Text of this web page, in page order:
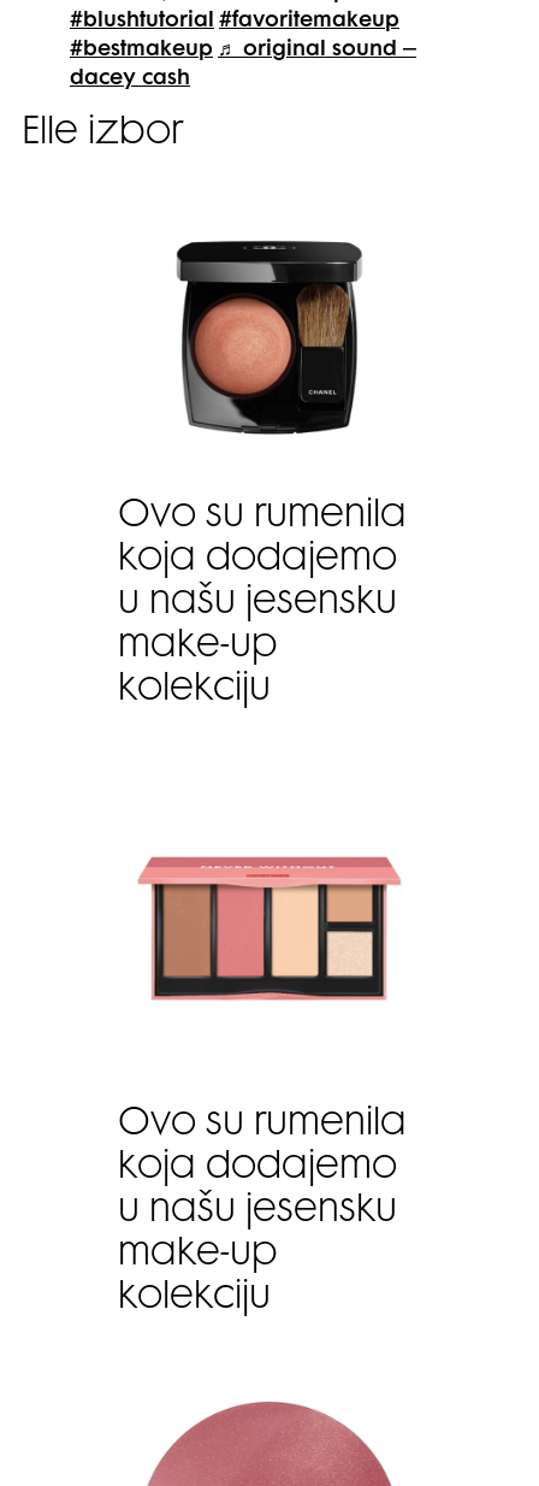
#blushtutorial
#favoritemakeup
#bestmakeup ♬ original sound –
dacey cash
Elle izbor
Ovo su rumenila
koja dodajemo
u našu jesensku
make-up
kolekciju
Ovo su rumenila
koja dodajemo
u našu jesensku
make-up
kolekciju